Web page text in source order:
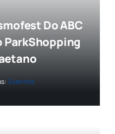
Do ABC
ParkShopping
Eventos